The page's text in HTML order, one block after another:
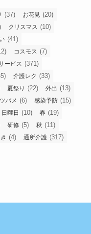
(37) お花見 (20)
クリスマス (10)
(41)
コスモス (7)
ービス (371)
介護レク (33)
夏祭り (22) 外出 (13)
バメ (6) 感染予防 (15)
日曜日 (10) 春 (19)
研修 (5) 秋 (11)
(4) 通所介護 (317)